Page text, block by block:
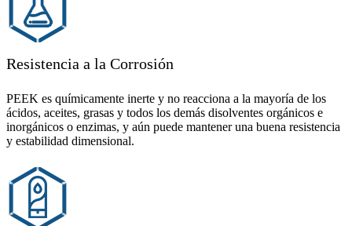
Resistencia a la Corrosión
PEEK es químicamente inerte y no reacciona a la mayoría de los
ácidos, aceites, grasas y todos los demás disolventes orgánicos e
inorgánicos o enzimas, y aún puede mantener una buena resistencia
y estabilidad dimensional.